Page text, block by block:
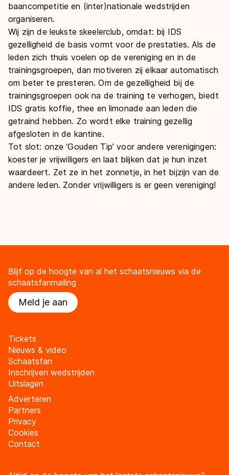
baancompetitie en (inter)nationale wedstrijden
organiseren.
Wij zijn de leukste skeelerclub, omdat: bij IDS
gezelligheid de basis vormt voor de prestaties. Als de
leden zich thuis voelen op de vereniging en in de
trainingsgroepen, dan motiveren zij elkaar automatisch
om beter te presteren. Om de gezelligheid bij de
trainingsgroepen ook na de training te verhogen, biedt
IDS gratis koffie, thee en limonade aan leden die
getraind hebben. Zo wordt elke training gezellig
afgesloten in de kantine.
Tot slot: onze ‘Gouden Tip’ voor andere verenigingen:
koester je vrijwilligers en laat blijken dat je hun inzet
waardeert. Zet ze in het zonnetje, in het bijzijn van de
andere leden. Zonder vrijwilligers is er geen vereniging!
Blijf op de hoogte van al het schaatsnieuws via de
schaatsfanmailing
Meld je aan
Tickets
Nieuws & video
Schaatsfan
Inschrijven wedstrijden
Uitslagen
Adverteren
Partners
Privacy
Cookies
Contact